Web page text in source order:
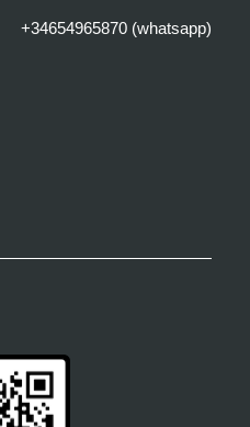
+34654965870 (whatsapp)